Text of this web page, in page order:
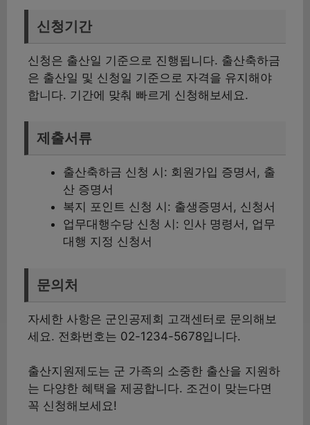
신청기간
신청은 출산일 기준으로 진행됩니다. 출산축하금
은 출산일 및 신청일 기준으로 자격을 유지해야
합니다. 기간에 맞춰 빠르게 신청해보세요.
제출서류
출산축하금 신청 시: 회원가입 증명서, 출
산 증명서
복지 포인트 신청 시: 출생증명서, 신청서
업무대행수당 신청 시: 인사 명령서, 업무
대행 지정 신청서
문의처
자세한 사항은 군인공제회 고객센터로 문의해보
세요. 전화번호는 02-1234-5678입니다.
출산지원제도는 군 가족의 소중한 출산을 지원하
는 다양한 혜택을 제공합니다. 조건이 맞는다면
꼭 신청해보세요!